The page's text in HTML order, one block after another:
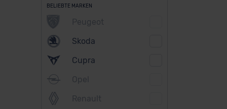
BELIEBTE MARKEN
Peugeot
Skoda
Cupra
Opel
Renault